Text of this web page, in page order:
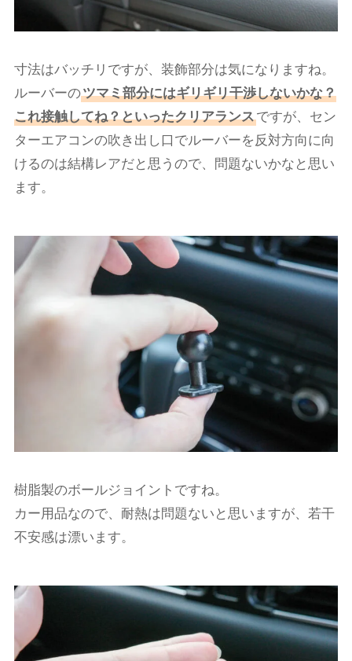
寸法はバッチリですが、装飾部分は気になりますね。
ルーバーのツマミ部分にはギリギリ干渉しないかな？
これ接触してね？といったクリアランスですが、セン
ターエアコンの吹き出し口でルーバーを反対方向に向
けるのは結構レアだと思うので、問題ないかなと思い
ます。
樹脂製のボールジョイントですね。
カー用品なので、耐熱は問題ないと思いますが、若干
不安感は漂います。